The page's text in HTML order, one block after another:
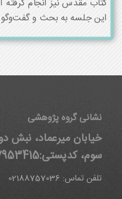
کتاب مقدس نیز انجام
این جلسه به بحث و
نشانی گروه پژوهشی
سوم، کدپستی:1587953415
تلفن تماس: 02188757036